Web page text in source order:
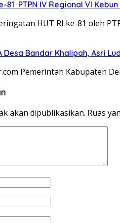
81 PTPN IV Regional VI
HUT RI ke-81 oleh
Bandar Khalipah, Asri
Pemerintah Kabupaten
akan dipublikasikan. Ruas